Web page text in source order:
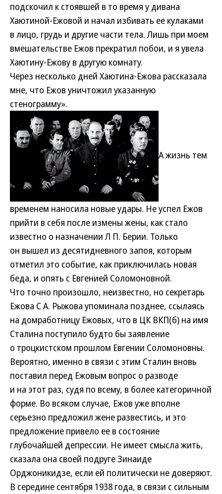
подскочил к стоявшей в то время у дивана
Хаютиной-Ежовой и начал избивать ее кулаками
в лицо, грудь и другие части тела. Лишь при моем
вмешательстве Ежов прекратил побои, и я увела
Хаютину-Ежову в другую комнату.
Через несколько дней Хаютина-Ежова рассказала
мне, что Ежов уничтожил указанную
стенограмму».
А жизнь тем
временем наносила новые удары. Не успел Ежов
прийти в себя после измены жены, как стало
известно о назначении Л П. Берии. Только
он вышел из десятидневного запоя, которым
отметил это событие, как приключилась новая
беда, и опять с Евгенией Соломоновной.
Что точно произошло, неизвестно, но секретарь
Ежова С А. Рыжова упоминала позднее, ссылаясь
на домработницу Ежовых, что в ЦК ВКП(б) на имя
Сталина поступило будто бы заявление
о троцкистском прошлом Евгении Соломоновны.
Вероятно, именно в связи с этим Сталин вновь
поставил перед Ежовым вопрос о разводе
и на этот раз, судя по всему, в более категоричной
форме. Во всяком случае, Ежов уже вполне
серьезно предложил жене развестись, и это
предложение привело ее в состояние
глубочайшей депрессии. Не имеет смысла жить,
сказала она своей подруге Зинаиде
Орджоникидзе, если ей политически не доверяют.
В середине сентября 1938 года, в связи с сильным